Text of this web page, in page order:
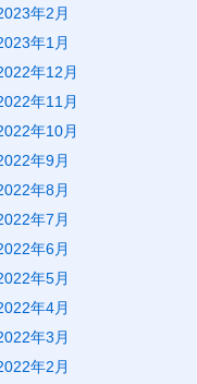
年2月
年1月
年12月
年11月
年10月
年9月
年8月
年7月
年6月
年5月
年4月
年3月
年2月